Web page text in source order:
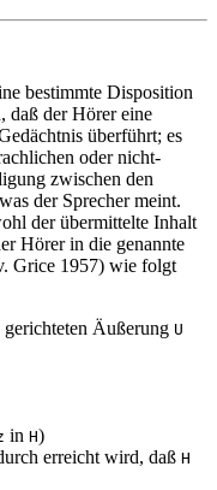
bestimmte Disposition
daß der Hörer eine
überführt; es
oder nicht-
zwischen den
der Sprecher meint.
der übermittelte Inhalt
Hörer in die genannte
Grice 1957) wie folgt
gerichteten Äußerung U
in H)
erreicht wird, daß H